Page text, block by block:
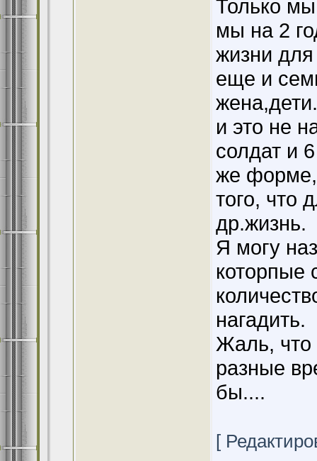
Только
мы на 2
жизни
еще и
и это не
солдат и
же
того, что
др.жизнь.
Я могу
которпые
нагадить.
Жаль, что
разные
бы....
[